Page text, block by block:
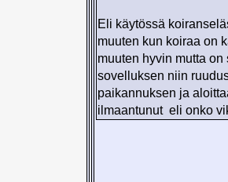
Eli käytössä
muuten kun koiraa on
muuten hyvin mutta
sovelluksen niin
paikannuksen ja
ilmaantunut eli onko